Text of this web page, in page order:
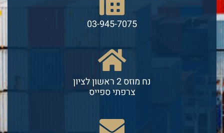
03-945-7075
נח מוזס 2 ראשון לציון
צרפתי ספייס